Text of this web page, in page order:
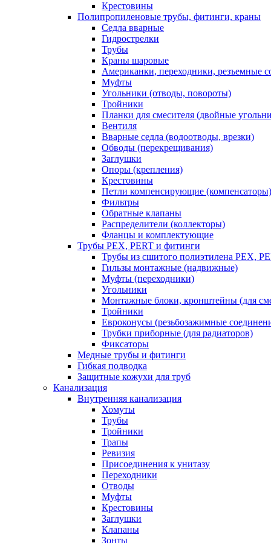
Крестовины
Полипропиленовые трубы, фитинги, краны
Седла вварные
Гидрострелки
Трубы
Краны шаровые
Американки, переходники, резъемные
Муфты
Угольники (отводы, повороты)
Тройники
Планки для смесителя (двойные
Вентиля
Вварные седла (водоотводы, врезки)
Обводы (перекрещивания)
Заглушки
Опоры (крепления)
Крестовины
Петли компенсирующие (компенсаторы)
Фильтры
Обратные клапаны
Распределители (коллекторы)
Фланцы и комплектующие
Трубы PEX, PERT и фитинги
Трубы из сшитого полиэтилена PEX,
Гильзы монтажные (надвижные)
Муфты (переходники)
Угольники
Монтажные блоки, кронштейны (для
Тройники
Евроконусы (резьбозажимные
Трубки приборные (для радиаторов)
Фиксаторы
Медные трубы и фитинги
Гибкая подводка
Защитные кожухи для труб
Канализация
Внутренняя канализация
Хомуты
Трубы
Тройники
Трапы
Ревизия
Присоединения к унитазу
Переходники
Отводы
Муфты
Крестовины
Заглушки
Клапаны
Зонты